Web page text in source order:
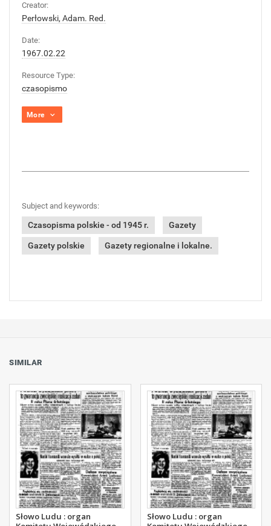
Creator:
Perłowski, Adam. Red.
Date:
1967.02.22
Resource Type:
czasopismo
More
Subject and keywords:
Czasopisma polskie - od 1945 r. Gazety
Gazety polskie Gazety regionalne i lokalne.
SIMILAR
Słowo Ludu : organ
Słowo Ludu : organ